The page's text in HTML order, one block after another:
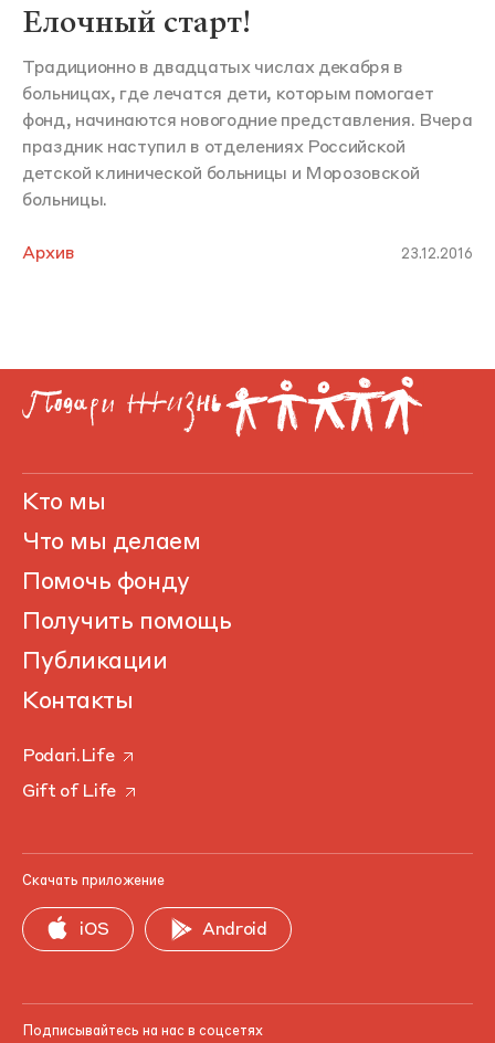
Елочный старт!
Традиционно в двадцатых числах декабря в
больницах, где лечатся дети, которым помогает
фонд, начинаются новогодние представления. Вчера
праздник наступил в отделениях Российской
детской клинической больницы и Морозовской
больницы.
Архив 23.12.2016
Кто мы
Что мы делаем
Помочь фонду
Получить помощь
Публикации
Контакты
Podari.Life
Gift of Life
Скачать приложение
iOS Android
Подписывайтесь на нас в соцсетях